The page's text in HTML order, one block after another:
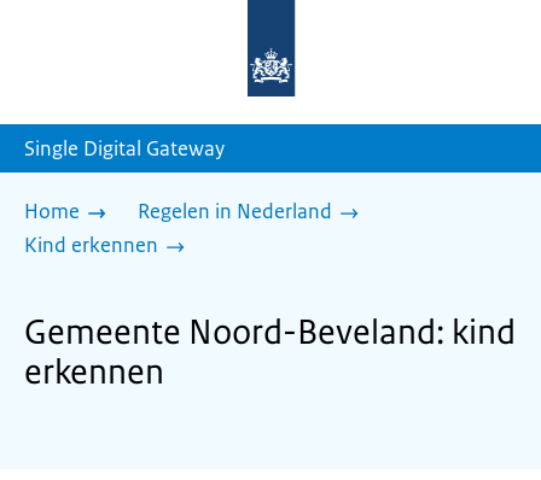
homepage
Single Digital Gateway
Home
Regelen in Nederland
Kind erkennen
Gemeente Noord-Beveland: kind
erkennen